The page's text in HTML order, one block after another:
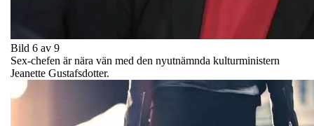
Bild 6 av 9
Sex-chefen är nära vän med den nyutnämnda kulturministern
Jeanette Gustafsdotter.